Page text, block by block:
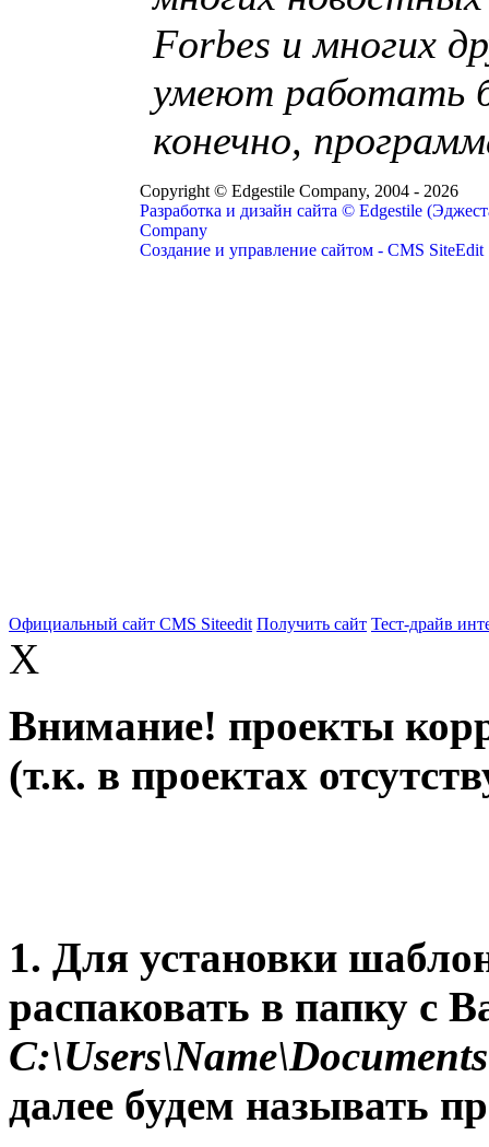
Forbes и многих
умеют работать
конечно,
Copyright © Edgestile Company, 2004 - 2026
Разработка и дизайн сайта © Edgestile
Company
Создание и управление сайтом - CMS SiteEdit
Официальный сайт CMS Siteedit Получить сайт Тест-драйв
X
Внимание! проекты
(т.к. в проектах
1. Для установки
распаковать в папку с
далее будем называть